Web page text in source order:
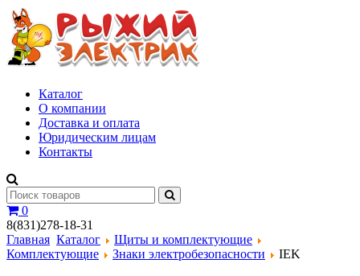
Каталог
О компании
Доставка и оплата
Юридическим лицам
Контакты
0
8(831)278-18-31
Главная Каталог
Щиты и комплектующие
Комплектующие
Знаки электробезопасности IEK